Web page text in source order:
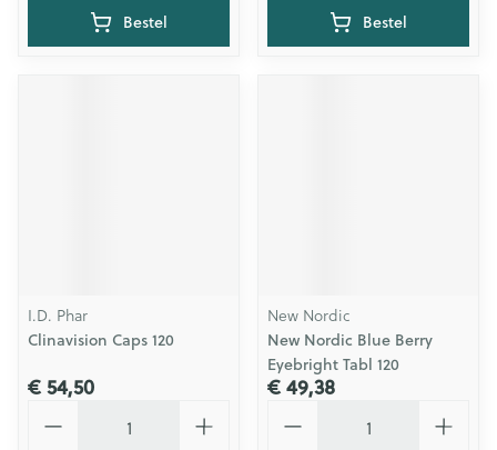
Bestel Bestel
I.D. Phar
Clinavision Caps 120
€ 54,50
New Nordic
New Nordic Blue Berry
Eyebright Tabl 120
€ 49,38